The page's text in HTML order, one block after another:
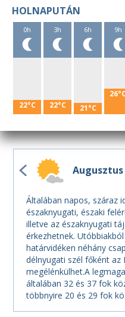
HOLNAPUTÁN
0h
22°C
3h
22°C
6h
21°C
9h
Augusztus
Általában napos, száraz
északnyugati, északi
illetve az északnyugati
érkezhetnek.
határvidéken néhány
délnyugati szél főként az
megélénkülhet.A
általában 32 és 37 fok
többnyire 20 és 29 fok